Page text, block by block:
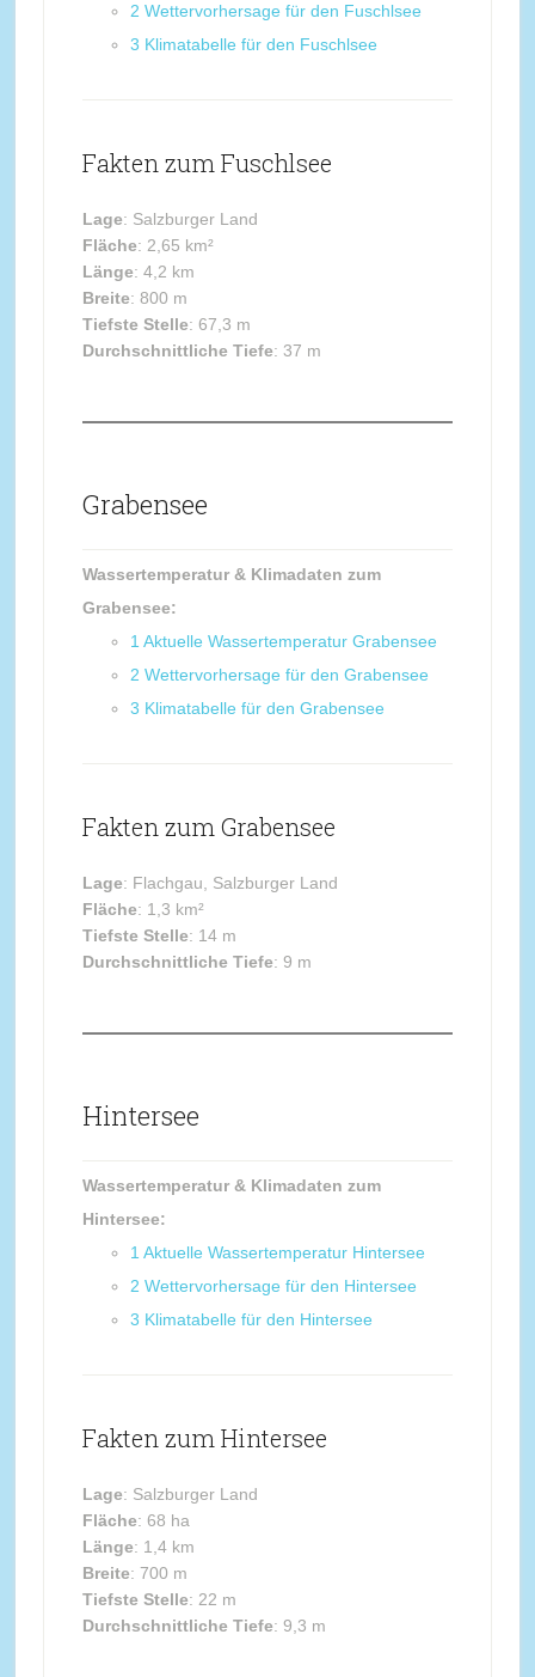
2 Wettervorhersage für den Fuschlsee
3 Klimatabelle für den Fuschlsee
Fakten zum Fuschlsee
Lage: Salzburger Land
Fläche: 2,65 km²
Länge: 4,2 km
Breite: 800 m
Tiefste Stelle: 67,3 m
Durchschnittliche Tiefe: 37 m
Grabensee
Wassertemperatur & Klimadaten zum
Grabensee:
1 Aktuelle Wassertemperatur Grabensee
2 Wettervorhersage für den Grabensee
3 Klimatabelle für den Grabensee
Fakten zum Grabensee
Lage: Flachgau, Salzburger Land
Fläche: 1,3 km²
Tiefste Stelle: 14 m
Durchschnittliche Tiefe: 9 m
Hintersee
Wassertemperatur & Klimadaten zum
Hintersee:
1 Aktuelle Wassertemperatur Hintersee
2 Wettervorhersage für den Hintersee
3 Klimatabelle für den Hintersee
Fakten zum Hintersee
Lage: Salzburger Land
Fläche: 68 ha
Länge: 1,4 km
Breite: 700 m
Tiefste Stelle: 22 m
Durchschnittliche Tiefe: 9,3 m